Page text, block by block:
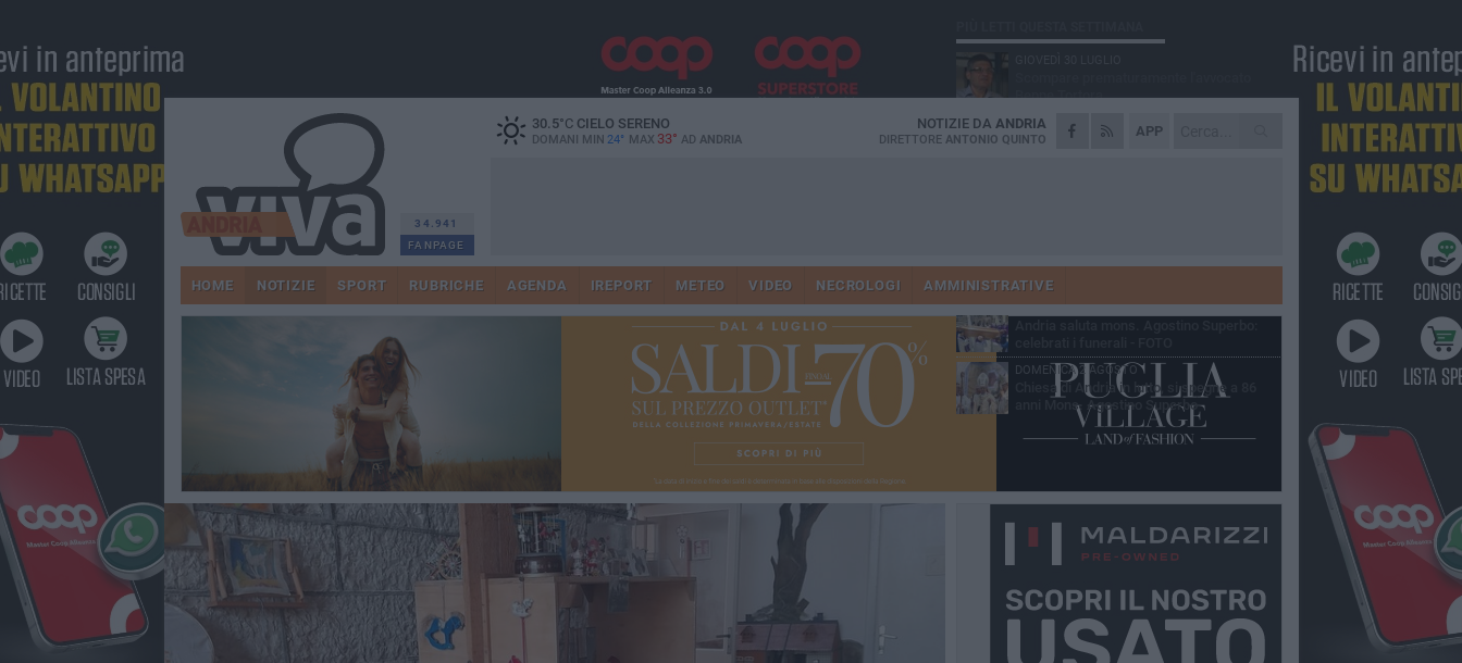
34.941
FANPAGE
30.5°CCIELO SERENO
DOMANI MIN 24° MAX 33° AD ANDRIA
APP
NOTIZIE DA ANDRIA
DIRETTORE ANTONIO QUINTO
HOME NOTIZIE SPORT RUBRICHE AGENDA IREPORT METEO VIDEO NECROLOGI AMMINISTRATIVE
Beppe Tortora
MARTEDÌ 4 AGOSTO
Cattivo odore dall’abitazione, la macabra
"3 vite. 2 impegni. 1 strada": ad Andria
l'evento per ricordare Sandro, Antonio e
MARTEDÌ 4 AGOSTO
DOMENICA 2 AGOSTO
Chiesa di Andria in lutto, si spegne a 86
anni Mons. Agostino Superbo